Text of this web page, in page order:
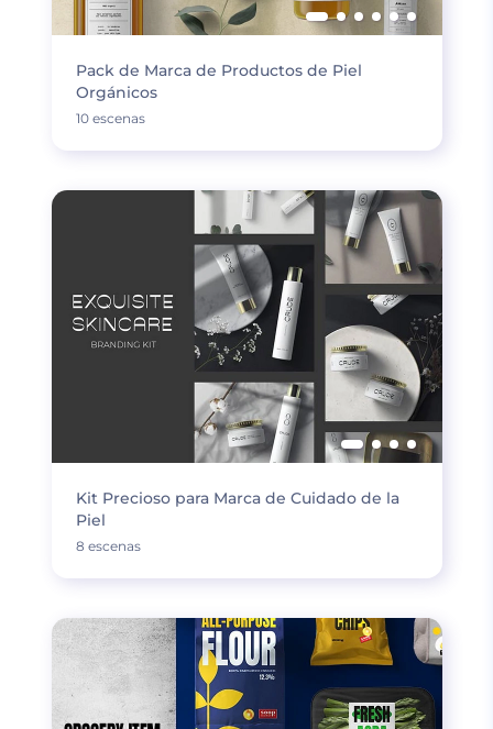
Pack de Marca de Productos de Piel
Orgánicos
10 escenas
Kit Precioso para Marca de Cuidado de la
Piel
8 escenas